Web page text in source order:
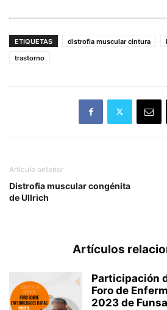
ETIQUETAS distrofia muscular cintura
trastorno
Artículo anterior
Distrofia muscular congénita
de Ullrich
Artículos
Participación
Foro de
2023 de